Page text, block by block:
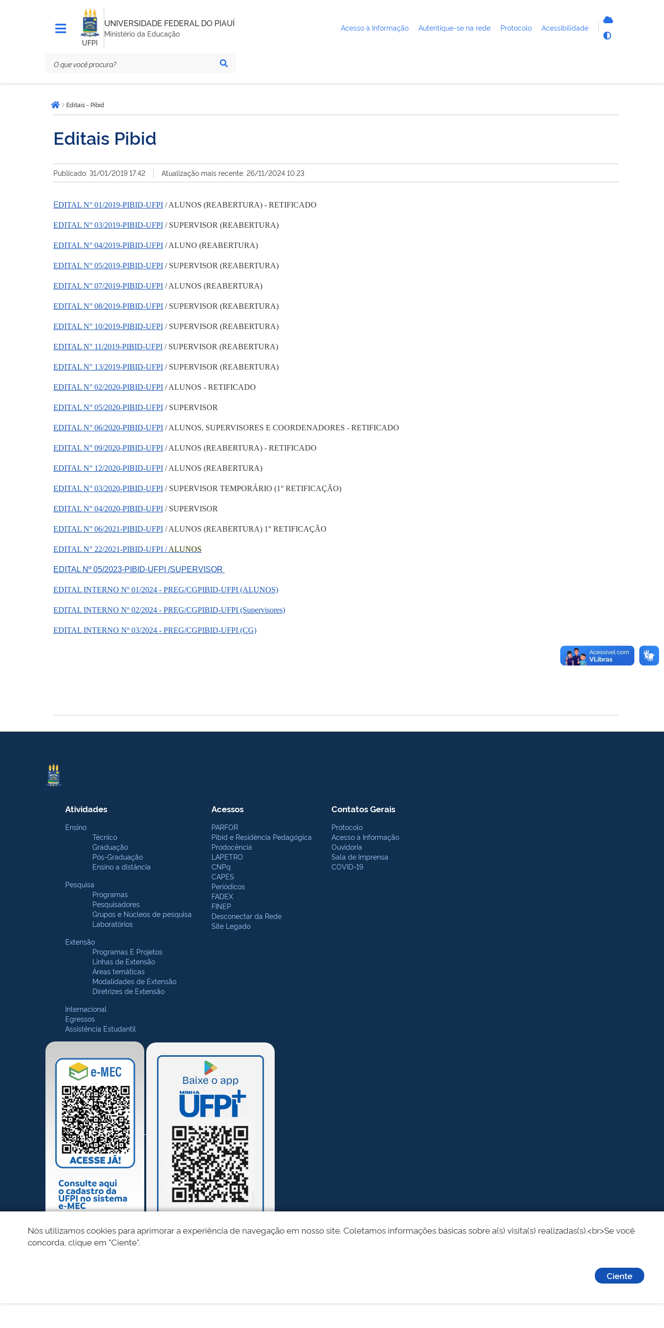
UFPI
UNIVERSIDADE FEDERAL DO PIAUÍ
Ministério da Educação
Acesso à Informação Autentique-se na rede Protocolo Acessibilidade
está
aqui:Página inicial
Editais - Pibid
Editais Pibid
Publicado: 31/01/2019 17:42 Atualização mais recente: 26/11/2024 10:23
EDITAL N° 01/2019-PIBID-UFPI / ALUNOS (REABERTURA) - RETIFICADO
EDITAL N° 03/2019-PIBID-UFPI / SUPERVISOR (REABERTURA)
EDITAL N° 04/2019-PIBID-UFPI / ALUNO (REABERTURA)
EDITAL N° 05/2019-PIBID-UFPI / SUPERVISOR (REABERTURA)
EDITAL N° 07/2019-PIBID-UFPI / ALUNOS (REABERTURA)
EDITAL N° 08/2019-PIBID-UFPI / SUPERVISOR (REABERTURA)
EDITAL N° 10/2019-PIBID-UFPI / SUPERVISOR (REABERTURA)
EDITAL N° 11/2019-PIBID-UFPI / SUPERVISOR (REABERTURA)
EDITAL N° 13/2019-PIBID-UFPI / SUPERVISOR (REABERTURA)
EDITAL N° 02/2020-PIBID-UFPI / ALUNOS - RETIFICADO
EDITAL N° 05/2020-PIBID-UFPI / SUPERVISOR
EDITAL N° 06/2020-PIBID-UFPI / ALUNOS, SUPERVISORES E COORDENADORES - RETIFICADO
EDITAL N° 09/2020-PIBID-UFPI / ALUNOS (REABERTURA) - RETIFICADO
EDITAL N° 12/2020-PIBID-UFPI / ALUNOS (REABERTURA)
EDITAL N° 03/2020-PIBID-UFPI / SUPERVISOR TEMPORÁRIO (1° RETIFICAÇÃO)
EDITAL N° 04/2020-PIBID-UFPI / SUPERVISOR
EDITAL N° 06/2021-PIBID-UFPI / ALUNOS (REABERTURA) 1° RETIFICAÇÃO
EDITAL N° 22/2021-PIBID-UFPI /ALUNOS
EDITAL Nº 05/2023-PIBID-UFPI /SUPERVISOR
EDITAL INTERNO Nº 01/2024 - PREG/CGPIBID-UFPI (ALUNOS)
EDITAL INTERNO Nº 02/2024 - PREG/CGPIBID-UFPI (Supervisores)
EDITAL INTERNO Nº 03/2024 - PREG/CGPIBID-UFPI (CG)
Atividades
Ensino
Técnico
Graduação
Pós-Graduação
Ensino a distância
Pesquisa
Programas
Pesquisadores
Grupos e Núcleos de pesquisa
Laboratórios
Extensão
Programas E Projetos
Linhas de Extensão
Áreas temáticas
Modalidades de Extensão
Diretrizes de Extensão
Internacional
Egressos
Assistência Estudantil
Acessos
PARFOR
Pibid e Residência Pedagógica
Prodocência
LAPETRO
CNPq
CAPES
Periódicos
FADEX
FINEP
Desconectar da Rede
Site Legado
Contatos Gerais
Protocolo
Acesso à Informação
Ouvidoria
Sala de Imprensa
COVID-19
Nós utilizamos cookies para aprimorar a experiência de navegação em nosso site. Coletamos informações básicas sobre a(s) visita(s) realizadas(s).<br>Se você
concorda, clique em "Ciente".
Ciente